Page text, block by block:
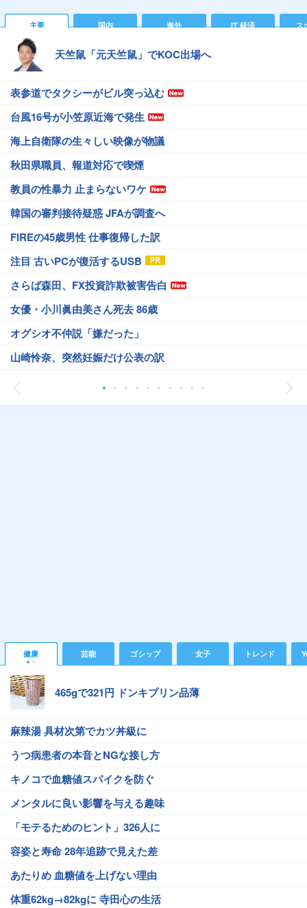
主要 国内 海外 IT 経済 ス
天竺鼠「元天竺鼠」でKOC出場へ
表参道でタクシーがビル突っ込む
台風16号が小笠原近海で発生
海上自衛隊の生々しい映像が物議
秋田県職員、報道対応で喫煙
教員の性暴力 止まらないワケ
韓国の審判接待疑惑 JFAが調査へ
FIREの45歳男性 仕事復帰した訳
注目 古いPCが復活するUSB
さらば森田、FX投資詐欺被害告白
女優・小川眞由美さん死去 86歳
オグシオ不仲説「嫌だった」
山崎怜奈、突然妊娠だけ公表の訳
健康 芸能 ゴシップ 女子 トレンド
465gで321円 ドンキプリン品薄
麻辣湯 具材次第でカツ丼級に
うつ病患者の本音とNGな接し方
キノコで血糖値スパイクを防ぐ
メンタルに良い影響を与える趣味
「モテるためのヒント」326人に
容姿と寿命 28年追跡で見えた差
あたりめ 血糖値を上げない理由
体重62kg→82kgに 寺田心の生活